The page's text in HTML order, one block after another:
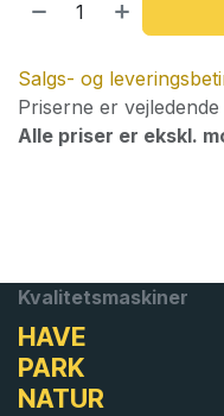
Salgs- og
Priserne er
Alle priser er ekskl.
Kvalitetsmaskiner
HAVE
PARK
NATUR